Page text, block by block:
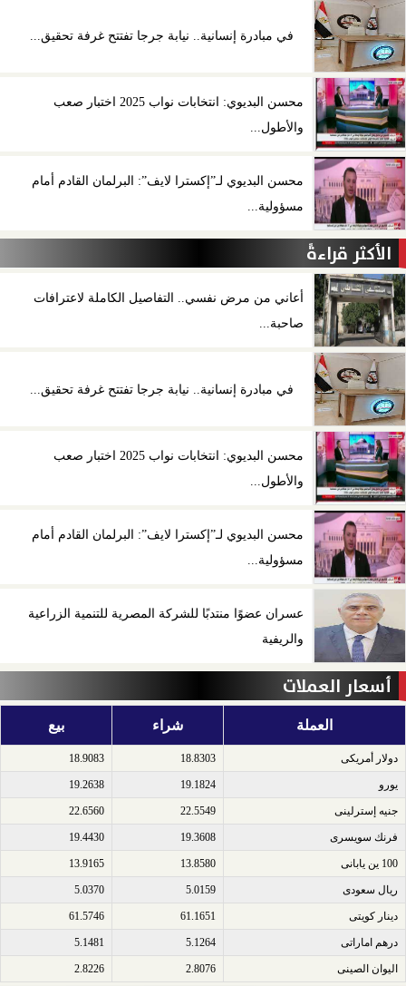
في مبادرة إنسانية.. نيابة جرجا تفتتح غرفة تحقيق...
محسن البديوي: انتخابات نواب 2025 اختبار صعب
والأطول...
محسن البديوي لـ”إكسترا لايف”: البرلمان القادم أمام
مسؤولية...
الأكثر قراءةً
أعاني من مرض نفسي.. التفاصيل الكاملة لاعترافات
صاحبة...
في مبادرة إنسانية.. نيابة جرجا تفتتح غرفة تحقيق...
محسن البديوي: انتخابات نواب 2025 اختبار صعب
والأطول...
محسن البديوي لـ”إكسترا لايف”: البرلمان القادم أمام
مسؤولية...
عسران عضوًا منتدبًا للشركة المصرية للتنمية الزراعية
والريفية
أسعار العملات
العملة شراء بيع
دولار أمريكى​ 18.8303
18.9083
يورو​ 19.1824
19.2638
جنيه إسترلينى​ 22.5549
22.6560
فرنك سويسرى​ 19.3608
19.4430
100 ين يابانى​ 13.8580
13.9165
ريال سعودى​ 5.0159
5.0370
دينار كويتى​ 61.1651
61.5746
درهم اماراتى​ 5.1264
5.1481
اليوان الصينى​ 2.8076
2.8226